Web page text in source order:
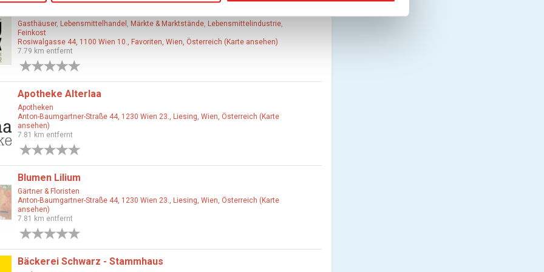
Gasthäuser, Lebensmittelhandel , Märkte & Marktstände, Lebensmittelindustrie,
Feinkost
Rosiwalgasse 44, 1100 Wien 10., Favoriten, Wien, Österreich (Karte ansehen)
7.79 km entfernt
Apotheke Alterlaa
Apotheken
Anton-Baumgartner-Straße 44, 1230 Wien 23., Liesing, Wien, Österreich (Karte
ansehen)
7.81 km entfernt
Blumen Lilium
Gärtner & Floristen
Anton-Baumgartner-Straße 44, 1230 Wien 23., Liesing, Wien, Österreich (Karte
ansehen)
7.81 km entfernt
Bäckerei Schwarz - Stammhaus